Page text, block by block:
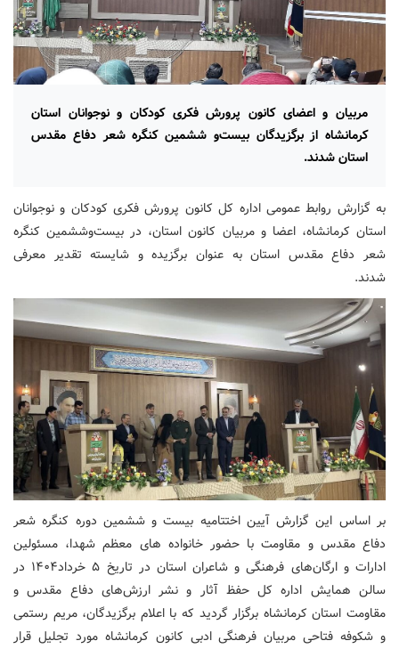
مربیان و اعضای کانون پرورش فکری کودکان و نوجوانان استان
کرمانشاه از برگزیدگان بیست‌و ششمین کنگره شعر دفاع مقدس
استان شدند.
به گزارش روابط عمومی اداره کل کانون پرورش فکری کودکان و نوجوانان
استان کرمانشاه، اعضا و مربیان کانون استان، در بیست‌وششمین کنگره
شعر دفاع مقدس استان به عنوان برگزیده و شایسته تقدیر معرفی
شدند.
بر اساس این گزارش آیین اختتامیه بیست و ششمین دوره کنگره شعر
دفاع مقدس و مقاومت با حضور خانواده های معظم شهدا، مسئولین
ادارات و ارگان‌های فرهنگی و شاعران استان در تاریخ ۵ خرداد۱۴۰۴ در
سالن همایش اداره کل حفظ آثار و نشر ارزش‌های دفاع مقدس و
مقاومت استان کرمانشاه برگزار گردید که با اعلام برگزیدگان، مریم رستمی
و شکوفه فتاحی مربیان فرهنگی ادبی کانون کرمانشاه مورد تجلیل قرار